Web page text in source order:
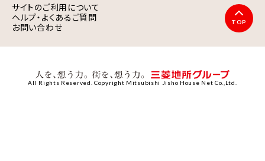
サイトのご利用について
ヘルプ・よくあるご質問
お問い合わせ
TOP
All Rights Reserved. Copyright Mitsubishi Jisho House Net Co.,Ltd.